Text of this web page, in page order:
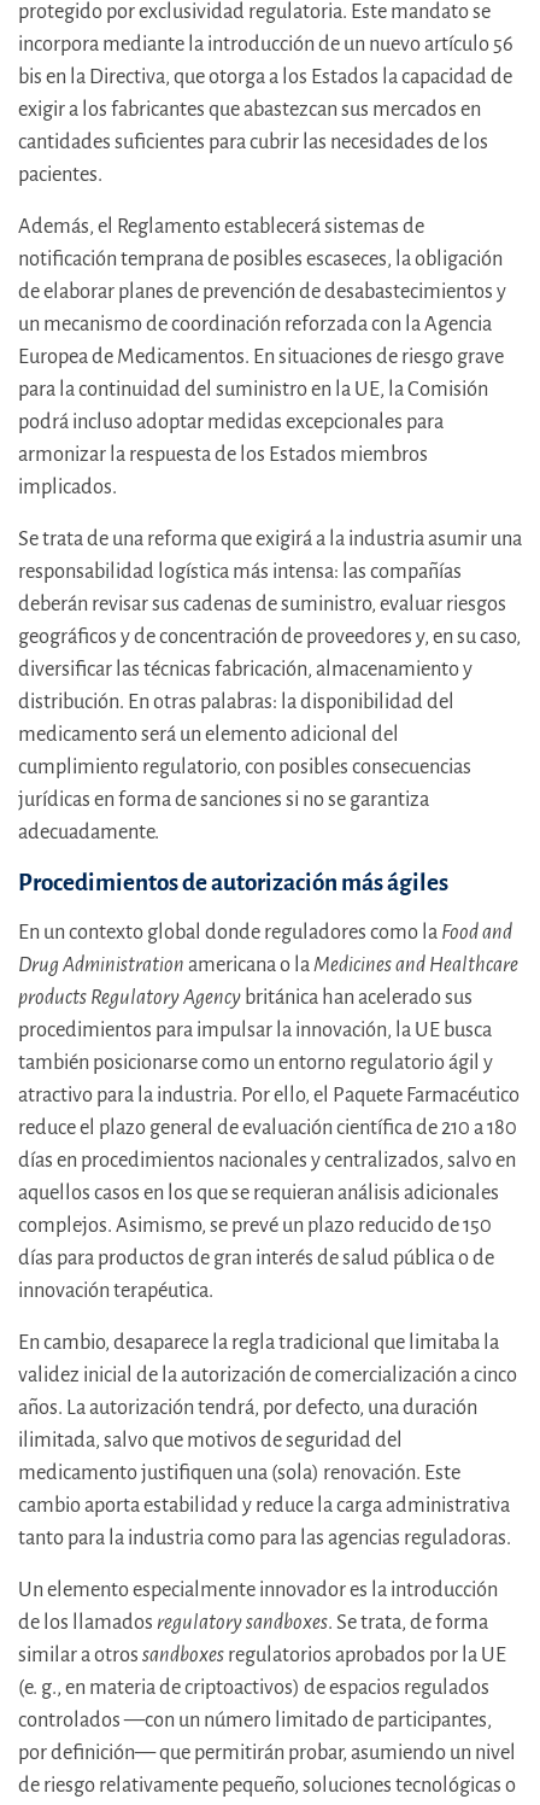
protegido por exclusividad regulatoria. Este mandato se
incorpora mediante la introducción de un nuevo artículo 56
bis en la Directiva, que otorga a los Estados la capacidad de
exigir a los fabricantes que abastezcan sus mercados en
cantidades suficientes para cubrir las necesidades de los
pacientes.
Además, el Reglamento establecerá sistemas de
notificación temprana de posibles escaseces, la obligación
de elaborar planes de prevención de desabastecimientos y
un mecanismo de coordinación reforzada con la Agencia
Europea de Medicamentos. En situaciones de riesgo grave
para la continuidad del suministro en la UE, la Comisión
podrá incluso adoptar medidas excepcionales para
armonizar la respuesta de los Estados miembros
implicados.
Se trata de una reforma que exigirá a la industria asumir una
responsabilidad logística más intensa: las compañías
deberán revisar sus cadenas de suministro, evaluar riesgos
geográficos y de concentración de proveedores y, en su caso,
diversificar las técnicas fabricación, almacenamiento y
distribución. En otras palabras: la disponibilidad del
medicamento será un elemento adicional del
cumplimiento regulatorio, con posibles consecuencias
jurídicas en forma de sanciones si no se garantiza
adecuadamente.
Procedimientos de autorización más ágiles
En un contexto global donde reguladores como la Food and
Drug Administration americana o laMedicines and Healthcare
products Regulatory Agency británica han acelerado sus
procedimientos para impulsar la innovación, la UE busca
también posicionarse como un entorno regulatorio ágil y
atractivo para la industria. Por ello, el Paquete Farmacéutico
reduce el plazo general de evaluación científica de 210 a 180
días en procedimientos nacionales y centralizados, salvo en
aquellos casos en los que se requieran análisis adicionales
complejos. Asimismo, se prevé un plazo reducido de 150
días para productos de gran interés de salud pública o de
innovación terapéutica.
En cambio, desaparece la regla tradicional que limitaba la
validez inicial de la autorización de comercialización a cinco
años. La autorización tendrá, por defecto, una duración
ilimitada, salvo que motivos de seguridad del
medicamento justifiquen una (sola) renovación. Este
cambio aporta estabilidad y reduce la carga administrativa
tanto para la industria como para las agencias reguladoras.
Un elemento especialmente innovador es la introducción
de los llamados regulatory sandboxes. Se trata, de forma
similar a otros sandboxes regulatorios aprobados por la UE
(e. g., en materia de criptoactivos) de espacios regulados
controlados —con un número limitado de participantes,
por definición— que permitirán probar, asumiendo un nivel
de riesgo relativamente pequeño, soluciones tecnológicas o